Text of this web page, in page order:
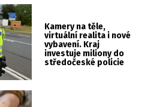
Kamery na těle,
virtuální realita i nové
vybavení. Kraj
investuje miliony do
středočeské policie